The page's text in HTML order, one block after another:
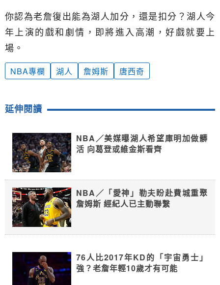
你認為老詹復出能為湖人加分，還是扣分？湖人今
年上演的戲和劇情，即將進入高潮，好戲就要上
場。
NBA專欄 湖人 詹姆斯 唐西奇
延伸閱讀
NBA／美媒曝湖人希望庫明加做髒
活 向葛登或維金斯看齊
NBA／「愛神」勒夫盼赴費城重聚
詹姆斯 經紀人已主動聯繫
76人比2017年KD的「宇宙勇士」
強？老詹年輕10歲才有可能